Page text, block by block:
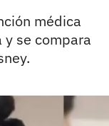
médica
se compara